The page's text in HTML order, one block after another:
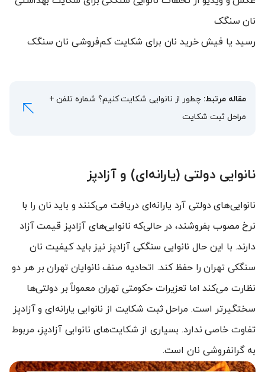
نان سنگک
رسید یا فیش خرید نان برای شکایت کم‌فروشی نان سنگک
مقاله مرتبط:چطور از نانوایی شکایت کنیم؟ شماره تلفن +
مراحل ثبت شکایت
نانوایی دولتی (یارانه‌ای) و آزادپز
نانوایی‌های دولتی آرد یارانه‌ای دریافت می‌کنند و باید نان را با
نرخ مصوب بفروشند، در حالی‌که نانوایی‌های آزادپز قیمت آزاد
دارند. با این حال نانوایی سنگکی آزادپز نیز باید کیفیت نان
سنگکی تهران را حفظ کند. اتحادیه صنف نانوایان تهران بر هر دو
نظارت می‌کند اما تعزیرات حکومتی تهران معمولاً بر دولتی‌ها
سختگیرتر است. مراحل ثبت شکایت از نانوایی یارانه‌ای و آزادپز
تفاوت خاصی ندارد. بسیاری از شکایت‌های نانوایی آزادپز، مربوط
به گرانفروشی نان است.